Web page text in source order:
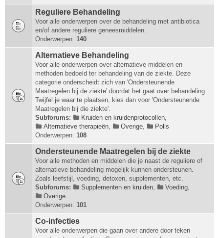
Reguliere Behandeling
Voor alle onderwerpen over de behandeling met antibiotica
en/of andere reguliere geneesmiddelen.
Onderwerpen: 140
Alternatieve Behandeling
Voor alle onderwerpen over alternatieve middelen en
methoden bedoeld ter behandeling van de ziekte. Deze
categorie onderscheidt zich van 'Ondersteunende
Maatregelen bij de ziekte' doordat het gaat over behandeling.
Twijfel je waar te plaatsen, kies dan voor 'Ondersteunende
Maatregelen bij die ziekte'.
Subforums:
Kruiden en kruidenprotocollen,
Alternatieve therapieën, Overige,
Polls
Onderwerpen: 108
Ondersteunende Maatregelen bij de ziekte
Voor alle methoden en middelen die je naast de reguliere of
alternatieve behandeling mogelijk kunnen ondersteunen.
Zoals leefstijl, voeding, detoxen, supplementen, etc.
Subforums:
Supplementen en kruiden, Voeding,
Overige
Onderwerpen: 101
Co-infecties
Voor alle onderwerpen die gaan over andere door teken